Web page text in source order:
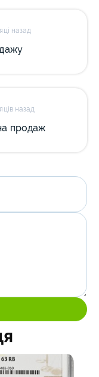
назад
назад
продаж